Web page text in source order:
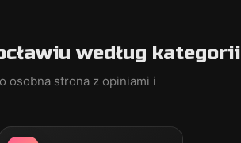
według kategorii
osobna strona z opiniami i